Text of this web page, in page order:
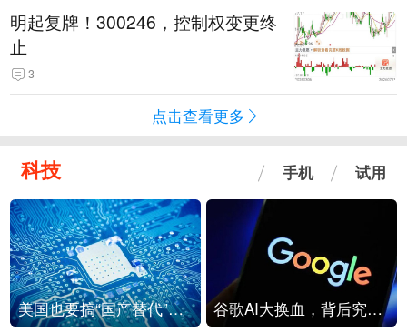
明起复牌！300246，控制权变更终
止
3
点击查看更多
科技 手机 试用
美国也要搞“国产替代”？先算清三笔账 谷歌AI大换血，背后究竟发生了什么？